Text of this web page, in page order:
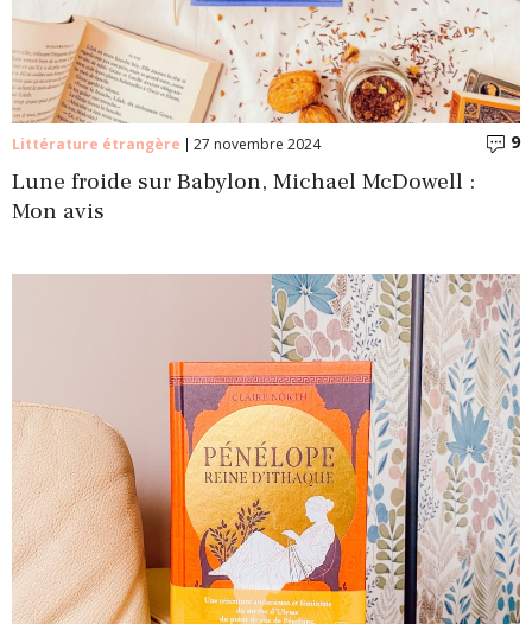
Littérature étrangère 27 novembre 2024 9
Lune froide sur Babylon, Michael McDowell :
Mon avis